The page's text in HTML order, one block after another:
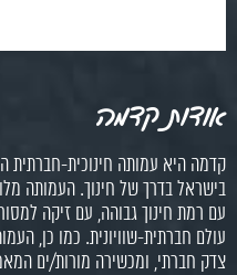
אודות קדמה
קדמה היא עמותה חינוכית-חברתית
בישראל בדרך של חינוך. העמותה
עם רמת חינוך גבוהה, עם זיקה
עולם חברתית-שוויונית. כמו כן,
צדק חברתי, ומכשירה מורות/ים